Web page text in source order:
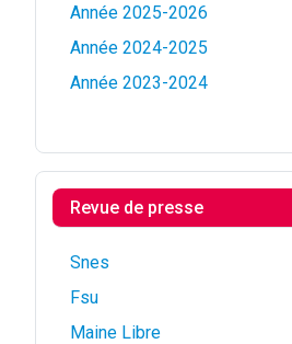
Année 2025-2026
Année 2024-2025
Année 2023-2024
Revue de presse
Snes
Fsu
Maine Libre